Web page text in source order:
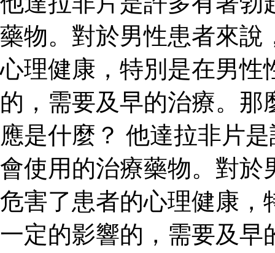
藥物。對於男性患者來說
心理健康，特別是在男性
的，需要及早的治療。
應是什麼？ 他達拉非片
會使用的治療藥物。對於
危害了患者的心理健康，
一定的影響的，需要及早